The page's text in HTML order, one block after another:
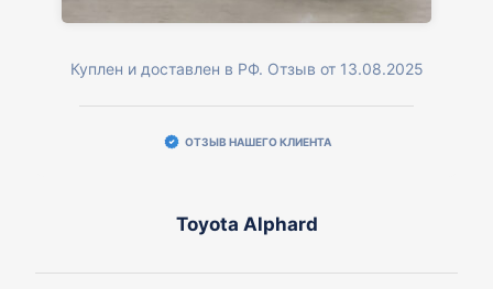
Куплен и доставлен в РФ. Отзыв от 13.08.2025
ОТЗЫВ НАШЕГО КЛИЕНТА
Toyota Alphard